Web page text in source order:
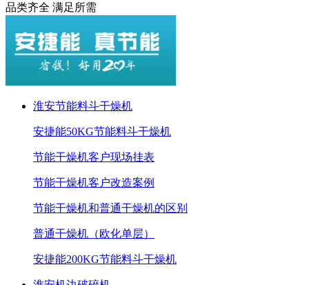
品类齐全 满足所需
淮安节能料斗干燥机
安捷能50KG节能料斗干燥机
节能干燥机客户现场挂表
节能干燥机客户改造案例
节能干燥机和普通干燥机的区别
普通干燥机（欧化单层）
安捷能200KG节能料斗干燥机